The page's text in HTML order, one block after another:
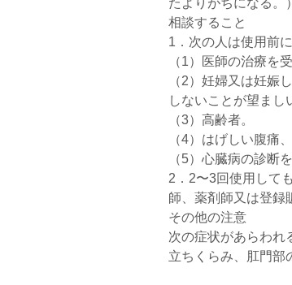
たよりがちになる。）
相談すること
1．次の人は使用前
（1）医師の治療を
（2）妊婦又は妊娠
しないことが望まし
（3）高齢者。
（4）はげしい腹痛
（5）心臓病の診断
2．2〜3回使用して
師、薬剤師又は登録
その他の注意
次の症状があらわれ
立ちくらみ、肛門部